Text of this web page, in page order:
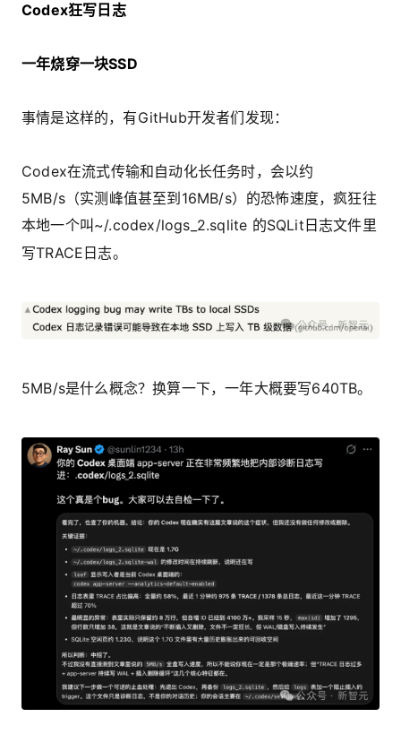
Codex狂写日志
一年烧穿一块SSD
事情是这样的，有GitHub开发者们发现：
Codex在流式传输和自动化长任务时，会以约
5MB/s（实测峰值甚至到16MB/s）的恐怖速度，疯狂往
本地一个叫 ~/.codex/logs_2.sqlite 的SQLit日志文件里
写TRACE日志。
5MB/s是什么概念？换算一下，一年大概要写640TB。